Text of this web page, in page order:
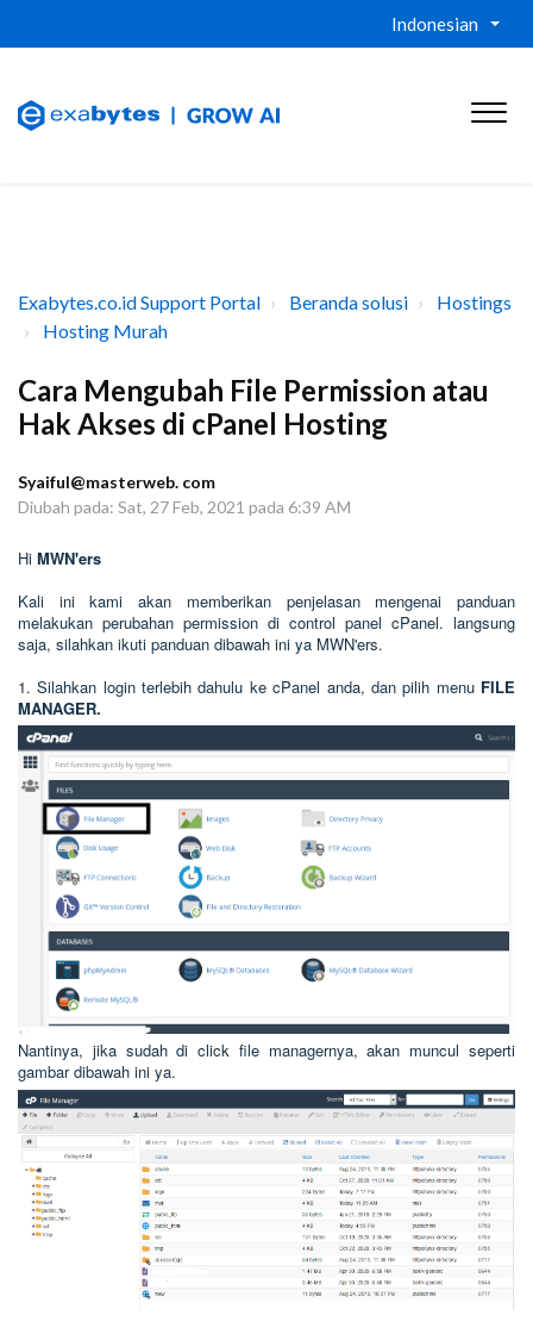
Indonesian
Exabytes.co.id Support Portal Beranda solusi
Hostings
Hosting Murah
Cara Mengubah File Permission atau
Hak Akses di cPanel Hosting
Syaiful@masterweb. com
Diubah pada: Sat, 27 Feb, 2021 pada 6:39 AM
Hi MWN'ers
Kali ini kami akan memberikan penjelasan mengenai panduan
melakukan perubahan permission di control panel cPanel. langsung
saja, silahkan ikuti panduan dibawah ini ya MWN'ers.
1. Silahkan login terlebih dahulu ke cPanel anda, dan pilih menu FILE
MANAGER.
Nantinya, jika sudah di click file managernya, akan muncul seperti
gambar dibawah ini ya.